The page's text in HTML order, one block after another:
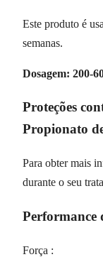
Este produto é
semanas.
Dosagem: 200-
Proteções
Propionato
Para obter mais
durante o seu
Performance
Força :